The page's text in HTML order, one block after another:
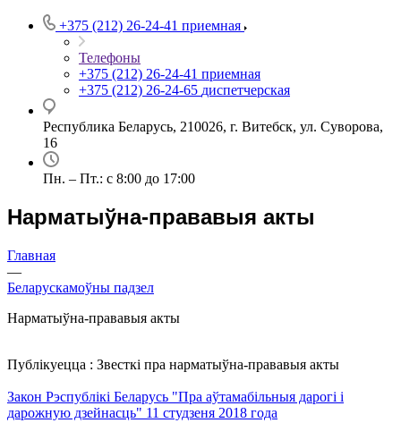
+375 (212) 26-24-41 приемная
Телефоны
+375 (212) 26-24-41 приемная
+375 (212) 26-24-65 диспетчерская
Республика Беларусь, 210026, г. Витебск, ул. Суворова,
16
Пн. – Пт.: с 8:00 до 17:00
Нарматыўна-прававыя акты
Главная
—
Беларускамоўны падзел
Нарматыўна-прававыя акты
Публікуецца : Звесткі пра нарматыўна-прававыя акты
Закон Рэспублікі Беларусь "Пра аўтамабільныя дарогі і
дарожную дзейнасць" 11 студзеня 2018 года